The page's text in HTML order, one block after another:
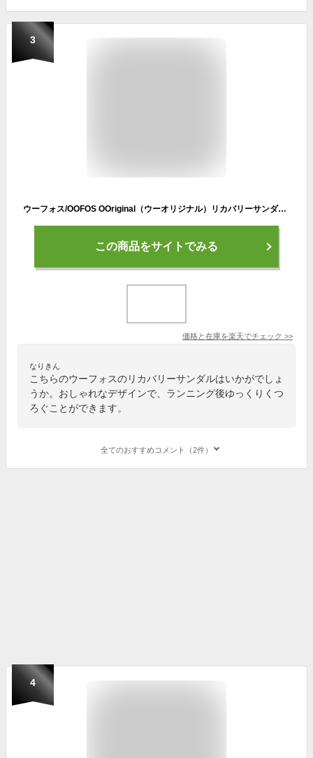
3
ウーフォス/OOFOS OOriginal（ウーオリジナル）リカバリーサンダル【送料無料】[トングサンダル/ビーチサンダル/リカバリーシューズ/スポーツ/ランニング/マラソン/トライアスロン/ヨガ/トレッキング/ハイキング/メンズ/レディース/ユニセックス]
この商品をサイトでみる
価格と在庫を楽天でチェック >>
なりきん
こちらのウーフォスのリカバリーサンダルはいかがでしょ
うか。おしゃれなデザインで、ランニング後ゆっくりくつ
ろぐことができます。
全てのおすすめコメント（2件）
4